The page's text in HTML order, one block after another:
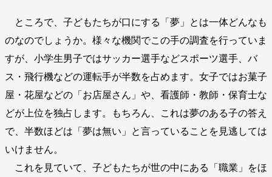
ところで、子どもたちが口にする「夢」とは一体どんなも
のなのでしょうか。様々な機関でこの手の調査を行っていま
すが、小学生男子ではサッカー選手などスポーツ選手、バ
ス・飛行機などの運転手が半数を占めます。女子ではお菓子
屋・花屋などの「お店屋さん」や、看護師・教師・保育士な
どが上位を独占します。もちろん、これは夢のある子の答え
で、半数ほどは「夢は無い」と言っていることを見逃しては
いけません。
これを見ていて、子どもたちが世の中にある「職業」をほ